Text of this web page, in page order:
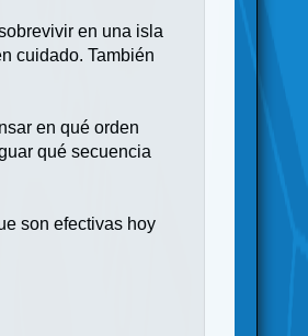
en una isla
cuidado. También
en qué orden
qué secuencia
son efectivas hoy